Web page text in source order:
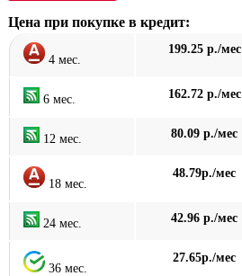
Цена при покупке в кредит:
4 мес.
199.25 р./мес
6 мес. 162.72 р./мес
12 мес. 80.09 р./мес
18 мес.
48.79р./мес
24 мес. 42.96 р./мес
36 мес.
27.65р./мес